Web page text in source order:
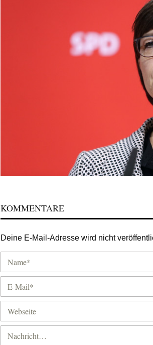
KOMMENTARE
Deine E-Mail-Adresse wird nicht